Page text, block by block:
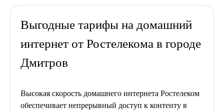
Выгодные тарифы на домашний
интернет от Ростелекома в городе
Дмитров
Высокая скорость домашнего интернета Ростелеком
обеспечивает непрерывный доступ к контенту в